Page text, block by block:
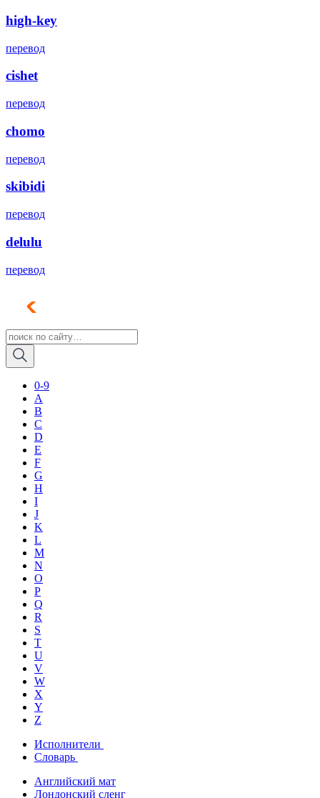
high-key
перевод
cishet
перевод
chomo
перевод
skibidi
перевод
delulu
перевод
0-9
A
B
C
D
E
F
G
H
I
J
K
L
M
N
O
P
Q
R
S
T
U
V
W
X
Y
Z
Исполнители
Словарь
Английский мат
Лондонский сленг